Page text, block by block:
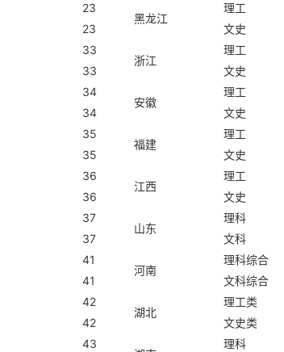
23
黑龙江
理工
23
文史
33
浙江
理工
33
文史
34
安徽
理工
34
文史
35
福建
理工
35
文史
36
江西
理工
36
文史
37
山东
理科
37
文科
41
河南
理科综合
41
文科综合
42
湖北
理工类
42
文史类
43
理科